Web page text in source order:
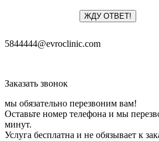
5844444@evroclinic.com
Заказать звонок
мы обязательно перезвоним вам!
Оставьте номер телефона и мы
минут.
Услуга бесплатна и не обязывает к